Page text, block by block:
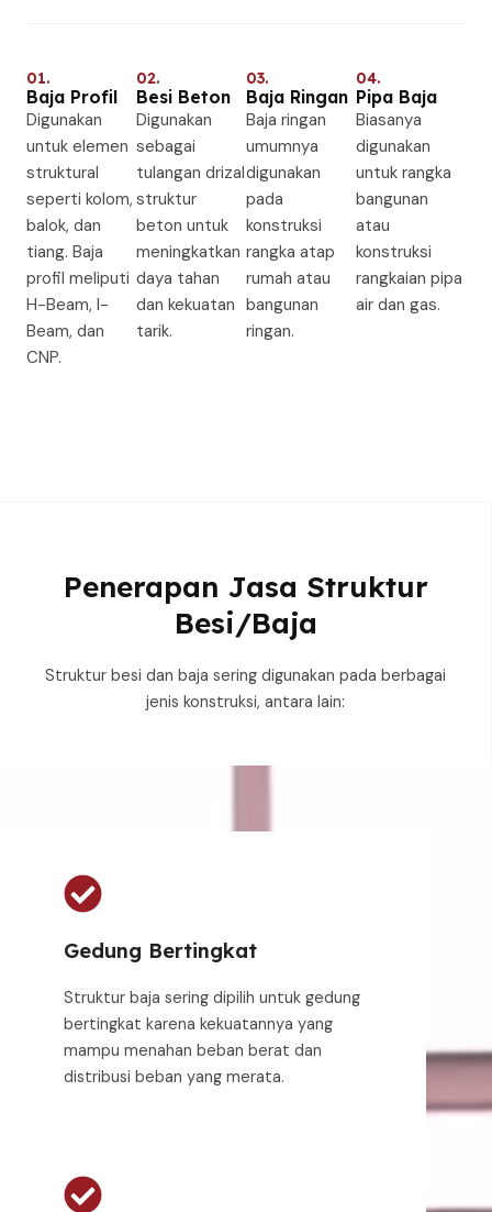
01.
Baja Profil
Digunakan
untuk elemen
struktural
seperti kolom,
balok, dan
tiang. Baja
profil meliputi
H-Beam, I-
Beam, dan
CNP.
02.
Besi Beton
Digunakan
sebagai
tulangan drizal
struktur
beton untuk
meningkatkan
daya tahan
dan kekuatan
tarik.
03.
Baja Ringan
Baja ringan
umumnya
digunakan
pada
konstruksi
rangka atap
rumah atau
bangunan
ringan.
04.
Pipa Baja
Biasanya
digunakan
untuk rangka
bangunan
atau
konstruksi
rangkaian pipa
air dan gas.
Penerapan Jasa Struktur
Besi/Baja
Struktur besi dan baja sering digunakan pada berbagai
jenis konstruksi, antara lain:
Gedung Bertingkat
Struktur baja sering dipilih untuk gedung
bertingkat karena kekuatannya yang
mampu menahan beban berat dan
distribusi beban yang merata.